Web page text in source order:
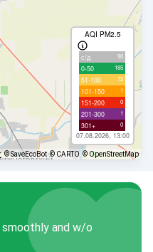
AQI PM2.5
с/д 90
0-50 185
51-100 72
101-150 1
151-200 0
201-300 1
301+ 0
07.08.2026, 13:00
© SaveEcoBot © CARTO © OpenStreetMap
and w/o